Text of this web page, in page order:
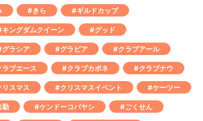
#きら #ギルドカップ
キングダムクイーン #グッド
グラシア #グラビア #クラブアール
ブエース #クラブカポネ #クラブナウ
スマス #クリスマスイベント #ケーツー
勤 #ケンドーコバヤシ #ごくせん